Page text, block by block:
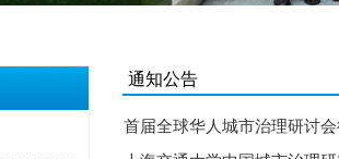
通知公告
首届全球华人城市治理研讨